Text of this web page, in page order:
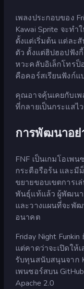
เพลงประกอบของ
Kawai Sprite จะท
ตั้งแต่เริ่มต้น แต่ละ
ตัว ตั้งแต่ฮิปฮอปฟัง
หวะคลับอิเล็กโทร
คือคอร์สเรียนฟังก์แ
คุณอาจคุ้นเคยกับเพ
ที่กลายเป็นกระแสไ
การพัฒนาอย่
FNF เป็นเกมโอเ
กระตือรือร้น และมี
ขยายขอบเขตการเ
พันธุ์แท้แล้ว ผู้พัฒนา
และวางแผนที่จะพัฒ
อนาคต
Friday Night
แต่คาดว่าจะเปิดให้
รับทุนสนับสนุนจาก
เพนซอร์สบน
Apache 2.0